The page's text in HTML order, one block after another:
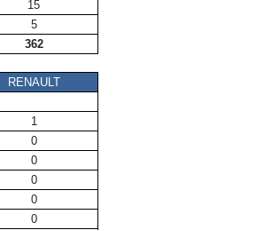
15
5
362
RENAULT
1
0
0
0
0
0